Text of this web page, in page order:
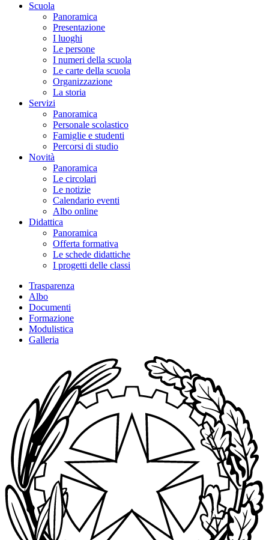
Scuola
Panoramica
Presentazione
I luoghi
Le persone
I numeri della scuola
Le carte della scuola
Organizzazione
La storia
Servizi
Panoramica
Personale scolastico
Famiglie e studenti
Percorsi di studio
Novità
Panoramica
Le circolari
Le notizie
Calendario eventi
Albo online
Didattica
Panoramica
Offerta formativa
Le schede didattiche
I progetti delle classi
Trasparenza
Albo
Documenti
Formazione
Modulistica
Galleria